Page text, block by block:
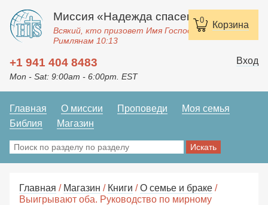
0 Корзина
Миссия «Надежда спасения»
Всякий, кто призовет Имя Господне, спасется.
Римлянам 10:13
+1 941 404 8483
Mon - Sat: 9:00am - 6:00pm. EST
Вход
Главная О миссии Проповеди
Моя семья
Библия
Магазин
Главная / Магазин / Книги /О семье и браке /
Выигрывают оба. Руководство по мирному